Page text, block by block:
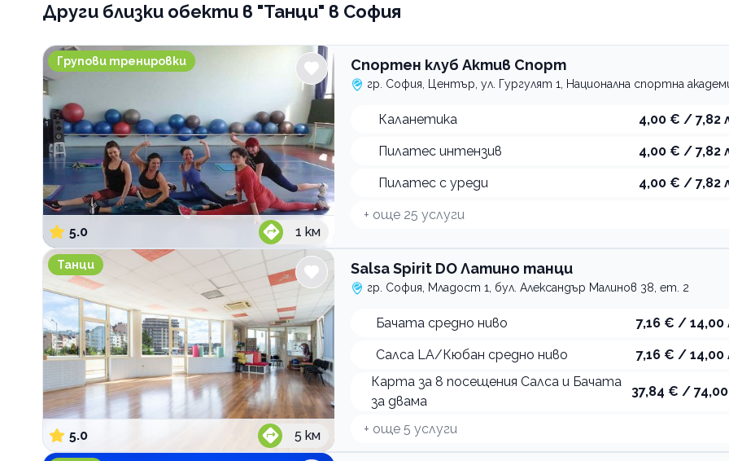
Други близки обекти в "Танци" в София
Спортен клуб Актив Спорт
Групови тренировки
5.0 1 км
Спортен клуб Актив Спорт
гр. София, Център, ул. Гургулят 1, Национална спортна
Каланетика 4,00 € / 7,82
Пилатес интензив 4,00 € / 7,82
Пилатес с уреди 4,00 € / 7,82
+ още 25 услуги
Salsa Spirit DO Латино танци
Танци
5.0 5 км
Salsa Spirit DO Латино танци
гр. София, Младост 1, бул. Александър Малинов 38, ет. 2
Бачата средно ниво 7,16 € / 14,00
Салса LA/Кюбан средно ниво
7,16 € / 14,00
Карта за 8 посещения Салса и Бачата
за двама
37,84 € /
+ още 5 услуги